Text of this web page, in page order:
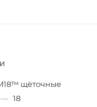
щёточные
— 18